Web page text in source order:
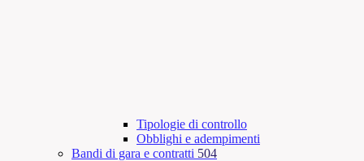
Tipologie di controllo
Obblighi e adempimenti
Bandi di gara e contratti 504